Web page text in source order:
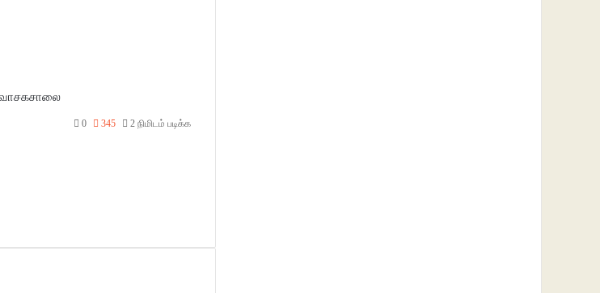
0 345 2 நிமிடம் படிக்க